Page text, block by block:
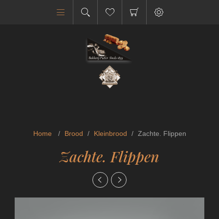
Home / Brood / Kleinbrood / Zachte. Flippen
Zachte. Flippen